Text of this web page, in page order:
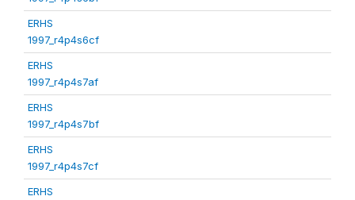
ERHS
1997_r4p4s6cf
ERHS
1997_r4p4s7af
ERHS
1997_r4p4s7bf
ERHS
1997_r4p4s7cf
ERHS